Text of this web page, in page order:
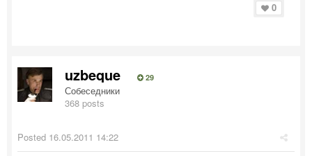
0
uzbeque 29
Собеседники
368 posts
Posted 16.05.2011 14:22